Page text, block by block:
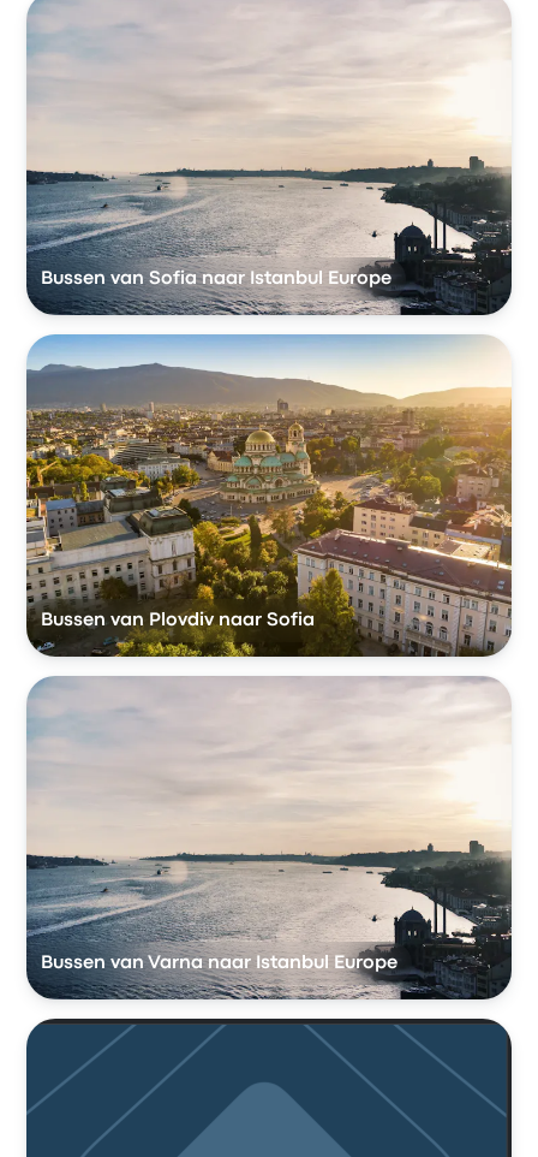
Bussen van Sofia naar Istanbul Europe
Bussen van Plovdiv naar Sofia
Bussen van Varna naar Istanbul Europe